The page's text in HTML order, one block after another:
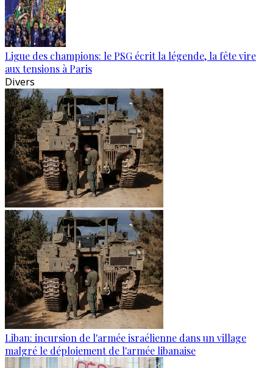
Ligue des champions: le PSG écrit la légende, la fête vire
aux tensions à Paris
Divers
Liban: incursion de l'armée israélienne dans un village
malgré le déploiement de l'armée libanaise